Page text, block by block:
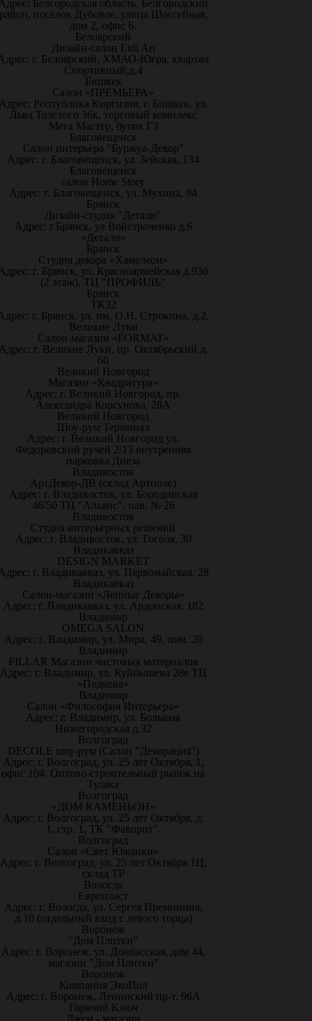
Белгородская область, Белгородский
посёлок Дубовое, улица Шоссейная,
дом 2, офис 6.
Белоярский
Дизайн-салон Lidi Art
г. Белоярский, ХМАО-Югра, квартал
Спортивный,д.4
Бишкек
Салон «ПРЕМЬЕРА»
Республика Киргизия, г. Бишкек, ул.
Льва Толстого 36к, торговый комплекс
Мега Мастер, бутик Г3
Благовещенск
Салон интерьера "Буржуа-Декор"
Адрес: г. Благовещенск, ул. Зейская, 134
Благовещенск
салон Home Story
Адрес: г. Благовещенск, ул. Мухина, 94
Брянск
Дизайн-студия "Детали"
Адрес: г.Брянск, ул Войстроченко д.6
«Детали»
Брянск
Студия декора «Хамелеон»
г. Брянск, ул. Красноармейская д.93б
(2 этаж), ТЦ "ПРОФИЛЬ"
Брянск
ТК32
г. Брянск, ул. им. О.Н. Строкина, д.2.
Великие Луки
Салон-магазин «FORMAT»
г. Великие Луки, пр. Октябрьский д.
60
Великий Новгород
Магазин «Квадратура»
Адрес: г. Великий Новгород, пр.
Александра Корсунова, 28А
Великий Новгород
Шоу-рум Терминал
Адрес: г. Великий Новгород ул.
Федоровский ручей 2/13 внутренняя
парковка Диеза
Владивосток
АртДекор-ДВ (склад Артполе)
Адрес: г. Владивосток, ул. Бородинская
46/50 ТЦ "Альянс", пав. № 26
Владивосток
Студия интерьерных решений
Адрес: г. Владивосток, ул. Гоголя, 30
Владикавказ
DESIGN MARKET
г. Владикавказ, ул. Первомайская, 28
Владикавказ
Салон-магазин «Лепные Декоры»
Адрес: г. Владикавказ, ул. Ардонская, 182
Владимир
OMEGA SALON
Адрес: г. Владимир, ул. Мира, 49, пом. 20
Владимир
PILLAR Магазин чистовых материалов
Адрес: г. Владимир, ул. Куйбышева 28е ТЦ
«Подкова»
Владимир
Салон «Философия Интерьера»
Адрес: г. Владимир, ул. Большая
Нижегородская д.32
Волгоград
DECOLE шоу-рум (Салон "Декорация")
Адрес: г. Волгоград, ул. 25 лет Октября, 1,
офис 104. Оптово-строительный рынок на
Тулака
Волгоград
«ДОМ КАМЕНЬОН»
Адрес: г. Волгоград, ул. 25 лет Октября, д.
1, стр. 1, ТК "Фаворит".
Волгоград
Салон «Свет Южанки»
Адрес: г. Волгоград, ул. 25 лет Октября 1Ц,
склад ТР
Вологда
Европласт
Адрес: г. Вологда, ул. Сергея Преминина,
д.10 (отдельный вход с левого торца)
Воронеж
"Дом Плитки"
Адрес: г. Воронеж. ул. Донбасская, дом 44,
магазин "Дом Плитки"
Воронеж
Компания ЭкоПол
Адрес: г. Воронеж, Ленинский пр-т, 96А
Горячий Ключ
Джем - магазин